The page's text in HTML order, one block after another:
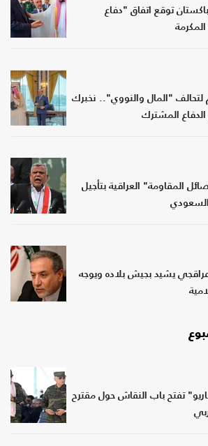
توقع اتفاق "دفاع
لتحالف "المال والنووي".. نخبرك
المشترك
المقاومة" العراقية بتأجيل
يشيد بجيش بلاده ويوجه
تفتح باب النقاش حول مقترح